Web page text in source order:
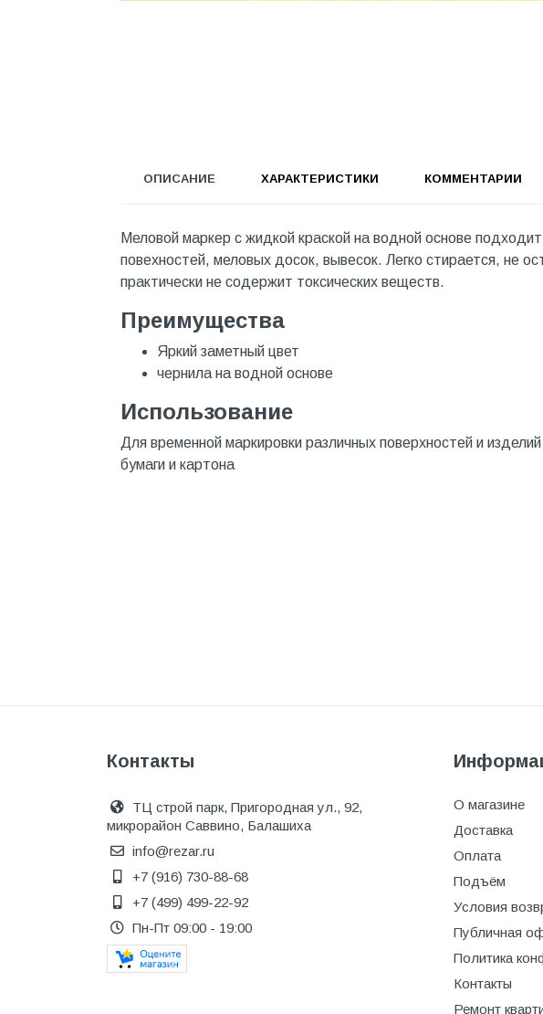
инструменты
Инструмент и аксессуары
Канализационные системы
Категория
Керамика и керамогранит
КИП и автоматика
Клеи, герметики, пены
Клей монтажный
Крепеж, фурнитура
Лак и растворитель
Лакокрасочные материалы
Лепнина для покраски со
стенами
Малярно-штукатурные
инструменты
ОПИСАНИЕ ХАРАКТЕРИСТИКИ КОММЕНТАРИИ
Меловой маркер с жидкой краской на водной основе
повехностей, меловых досок, вывесок. Легко стирается, не
практически не содержит токсических веществ.
Преимущества
Яркий заметный цвет
чернила на водной основе
Использование
Для временной маркировки различных поверхностей и
бумаги и картона
Контакты
ТЦ строй парк, Пригородная ул., 92,
микрорайон Саввино, Балашиха
info@rezar.ru
+7 (916) 730-88-68
+7 (499) 499-22-92
Пн-Пт 09:00 - 19:00
О магазине
Доставка
Оплата
Подъём
Условия
Публичная
Политика
Контакты
Ремонт